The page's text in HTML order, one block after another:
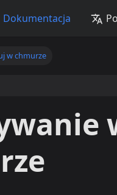
Dokumentacja
w chmurze